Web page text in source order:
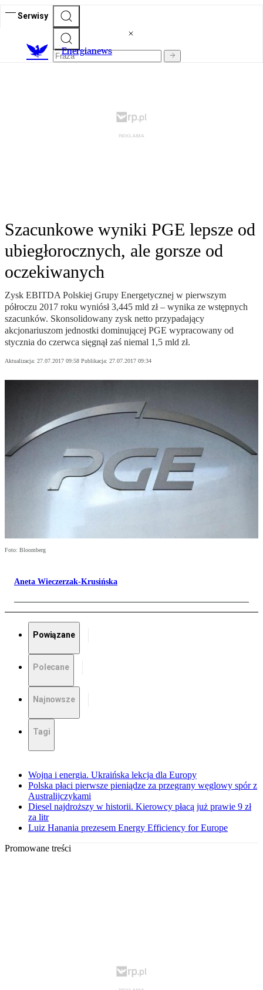
Serwisy
Energianews
Szacunkowe wyniki PGE lepsze od
ubiegłorocznych, ale gorsze od
oczekiwanych
Zysk EBITDA Polskiej Grupy Energetycznej w pierwszym
półroczu 2017 roku wyniósł 3,445 mld zł – wynika ze wstępnych
szacunków. Skonsolidowany zysk netto przypadający
akcjonariuszom jednostki dominującej PGE wypracowany od
stycznia do czerwca sięgnął zaś niemal 1,5 mld zł.
Aktualizacja: 27.07.2017 09:58 Publikacja: 27.07.2017 09:34
Foto: Bloomberg
Aneta Wieczerzak-Krusińska
Powiązane
Polecane
Najnowsze
Tagi
Wojna i energia. Ukraińska lekcja dla Europy
Polska płaci pierwsze pieniądze za przegrany węglowy spór z
Australijczykami
Diesel najdroższy w historii. Kierowcy płacą już prawie 9 zł
za litr
Luiz Hanania prezesem Energy Efficiency for Europe
Promowane treści